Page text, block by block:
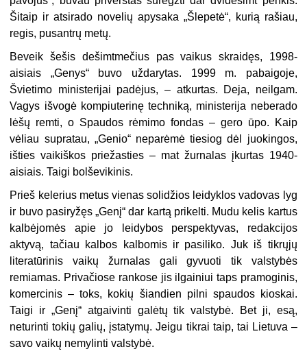
Šitaip ir atsirado novelių apysaka „Šlepetė“, kurią rašiau,
regis, pusantrų metų.
Beveik šešis dešimtmečius pas vaikus skraidęs, 1998-
aisiais „Genys“ buvo uždarytas. 1999 m. pabaigoje,
Švietimo ministerijai padėjus, – atkurtas. Deja, neilgam.
Vagys išvogė kompiuterinę techniką, ministerija neberado
lėšų remti, o Spaudos rėmimo fondas – gero ūpo. Kaip
vėliau supratau, „Genio“ neparėmė tiesiog dėl juokingos,
išties vaikiškos priežasties – mat žurnalas įkurtas 1940-
aisiais. Taigi bolševikinis.
Prieš kelerius metus vienas solidžios leidyklos vadovas lyg
ir buvo pasiryžęs „Genį“ dar kartą prikelti. Mudu kelis kartus
kalbėjomės apie jo leidybos perspektyvas, redakcijos
aktyvą, tačiau kalbos kalbomis ir pasiliko. Juk iš tikrųjų
literatūrinis vaikų žurnalas gali gyvuoti tik valstybės
remiamas. Privačiose rankose jis ilgainiui taps pramoginis,
komercinis – toks, kokių šiandien pilni spaudos kioskai.
Taigi ir „Genį“ atgaivinti galėtų tik valstybė. Bet ji, esą,
neturinti tokių galių, įstatymų. Jeigu tikrai taip, tai Lietuva –
savo vaikų nemylinti valstybė.